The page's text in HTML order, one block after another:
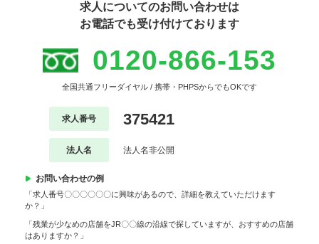
求人についてのお問い合わせは
お電話でも受け付けております
0120-866-153
全国共通フリーダイヤル / 携帯・PHPSからでもOKです
求人番号 375421
法人名 法人名非公開
お問い合わせの例
「求人番号〇〇〇〇〇〇に興味があるので、詳細を教えていただけます
か？」
「残業が少なめの店舗をJR〇〇線の沿線で探していますが、おすすめの店舗
はありますか？」